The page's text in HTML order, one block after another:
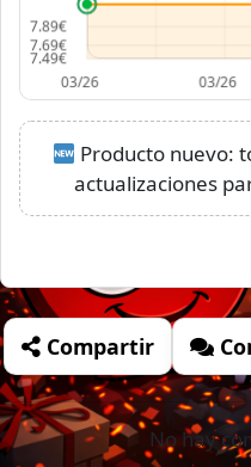
Producto nuevo:
actualizaciones
Compartir
No hay